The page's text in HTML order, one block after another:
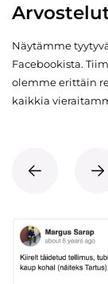
Näytämme
Facebookista.
olemme erittäin
kaikkia